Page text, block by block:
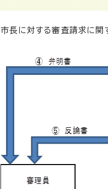
市長に対する審査請求に関